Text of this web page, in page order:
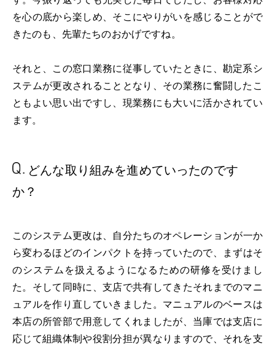
を心の底から楽しめ、そこにやりがいを感じることがで
きたのも、先輩たちのおかげですね。
それと、この窓口業務に従事していたときに、勘定系シ
ステムが更改されることとなり、その業務に奮闘したこ
ともよい思い出ですし、現業務にも大いに活かされてい
ます。
どんな取り組みを進めていったのです
か？
このシステム更改は、自分たちのオペレーションが一か
ら変わるほどのインパクトを持っていたので、まずはそ
のシステムを扱えるようになるための研修を受けまし
た。そして同時に、支店で共有してきたそれまでのマニ
ュアルを作り直していきました。マニュアルのベースは
本店の所管部で用意してくれましたが、当庫では支店に
応じて組織体制や役割分担が異なりますので、それを支